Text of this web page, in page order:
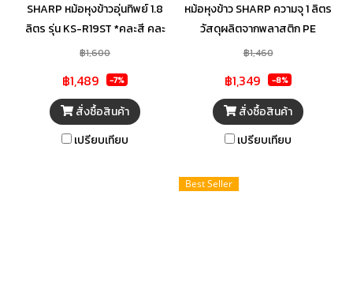
SHARP หม้อหุงข้าวอุ่นทิพย์ 1.8
ลิตร รุ่น KS-R19ST *คละสี คละ
ลาย*
฿1,600
฿1,489 -7%
สั่งซื้อสินค้า
เปรียบเทียบ
หม้อหุงข้าว SHARP ความจุ 1 ลิตร
วัสดุผลิตจากพลาสติก PE
(Polyethylene) แข็งแรง ทนทาน
เคลือบโพลิฟลอน ทำให้ข้าวไม่ติด
หม้อ ที่มีความปลอดภัย ใช้งานได้
ยาวนาน หุงข้าวได้หลากหลายชนิด
สามารถใช้งานได้อย่างสะดวก
สะอาดได้ง่าย
฿1,460
฿1,349 -8%
สั่งซื้อสินค้า
เปรียบเทียบ
Best Seller